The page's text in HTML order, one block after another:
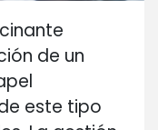
de un
este tipo